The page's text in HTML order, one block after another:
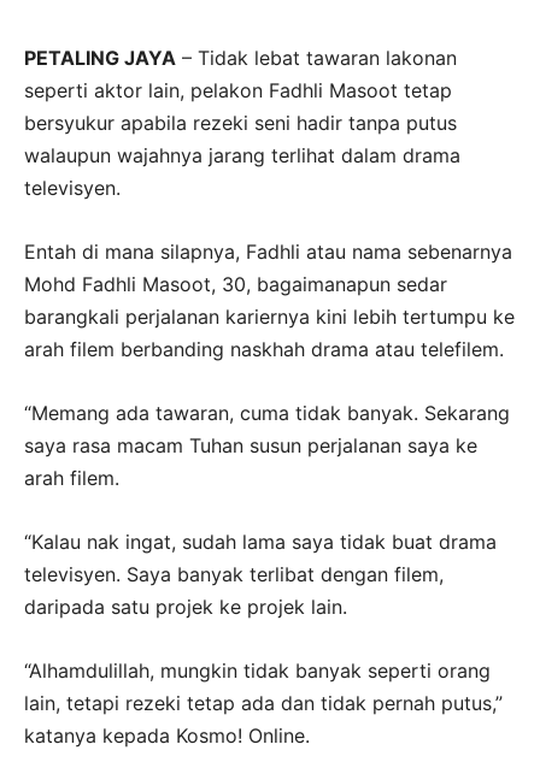
PETALING JAYA – Tidak lebat tawaran lakonan
seperti aktor lain, pelakon Fadhli Masoot tetap
bersyukur apabila rezeki seni hadir tanpa putus
walaupun wajahnya jarang terlihat dalam drama
televisyen.
Entah di mana silapnya, Fadhli atau nama sebenarnya
Mohd Fadhli Masoot, 30, bagaimanapun sedar
barangkali perjalanan kariernya kini lebih tertumpu ke
arah filem berbanding naskhah drama atau telefilem.
“Memang ada tawaran, cuma tidak banyak. Sekarang
saya rasa macam Tuhan susun perjalanan saya ke
arah filem.
“Kalau nak ingat, sudah lama saya tidak buat drama
televisyen. Saya banyak terlibat dengan filem,
daripada satu projek ke projek lain.
“Alhamdulillah, mungkin tidak banyak seperti orang
lain, tetapi rezeki tetap ada dan tidak pernah putus,”
katanya kepada Kosmo! Online.